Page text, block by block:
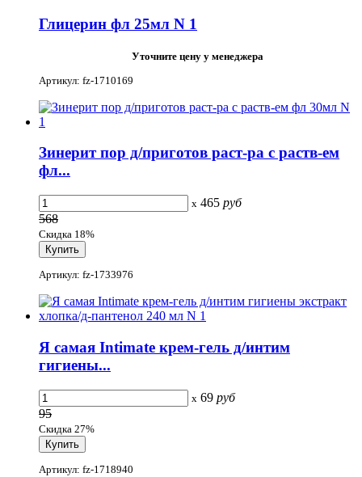
Глицерин фл 25мл N 1
Уточните цену у менеджера
Артикул: fz-1710169
Зинерит пор д/приготов раст-ра с раств-ем
фл...
x 465 руб
568
Скидка 18%
Артикул: fz-1733976
Я самая Intimate крем-гель д/интим
гигиены...
x 69 руб
95
Скидка 27%
Артикул: fz-1718940